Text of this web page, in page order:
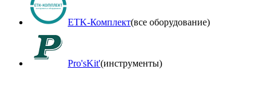
ETK-Комплект(все оборудование)
Pro'sKit'(инструменты)